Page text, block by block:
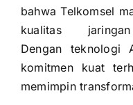
bahwa Telkomsel
kualitas
Dengan teknologi
komitmen kuat
memimpin